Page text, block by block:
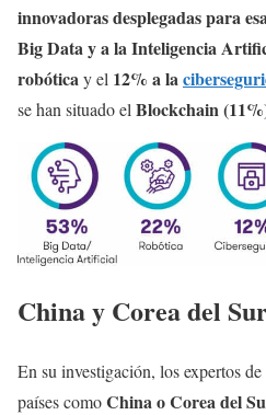
innovadoras desplegadas para
Big Data y a la Inteligencia
robóticay el 12% a la
se han situado el Blockchain
China y Corea del
En su investigación, los expertos
países comoChina o Corea del